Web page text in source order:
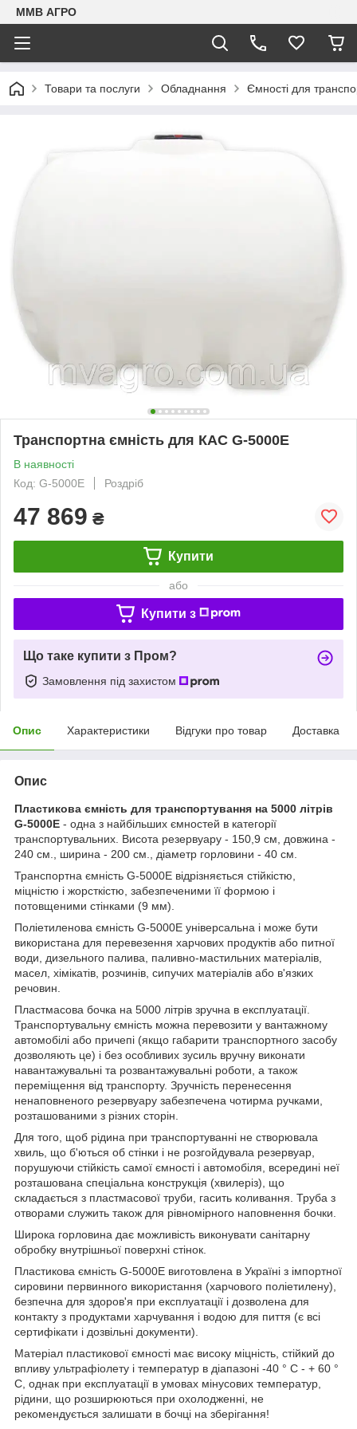
ММВ АГРО
Товари та послуги Обладнання Ємності для
Транспортна ємність для КАС G-5000E
В наявності
Код: G-5000E
Роздріб
47 869 ₴
Купити
або
Купити з
Що таке купити з Пром?
Замовлення під захистом
Опис Характеристики Відгуки про товар Доставка
Опис
Пластикова ємність для транспортування на 5000 літрів
G-5000E - одна з найбільших ємностей в категорії
транспортувальних. Висота резервуару - 150,9 см, довжина -
240 см., ширина - 200 см., діаметр горловини - 40 см.
Транспортна ємність G-5000E відрізняється стійкістю,
міцністю і жорсткістю, забезпеченими її формою і
потовщеними стінками (9 мм).
Поліетиленова ємність G-5000E універсальна і може бути
використана для перевезення харчових продуктів або питної
води, дизельного палива, паливно-мастильних матеріалів,
масел, хімікатів, розчинів, сипучих матеріалів або в'язких
речовин.
Пластмасова бочка на 5000 літрів зручна в експлуатації.
Транспортувальну ємність можна перевозити у вантажному
автомобілі або причепі (якщо габарити транспортного засобу
дозволяють це) і без особливих зусиль вручну виконати
навантажувальні та розвантажувальні роботи, а також
переміщення від транспорту. Зручність перенесення
ненаповненого резервуару забезпечена чотирма ручками,
розташованими з різних сторін.
Для того, щоб рідина при транспортуванні не створювала
хвиль, що б'ються об стінки і не розгойдувала резервуар,
порушуючи стійкість самої ємності і автомобіля, всередині неї
розташована спеціальна конструкція (хвилеріз), що
складається з пластмасової труби, гасить коливання. Труба з
отворами служить також для рівномірного наповнення бочки.
Широка горловина дає можливість виконувати санітарну
обробку внутрішньої поверхні стінок.
Пластикова ємність G-5000E виготовлена ​​в Україні з імпортної
сировини первинного використання (харчового поліетилену),
безпечна для здоров'я при експлуатації і дозволена для
контакту з продуктами харчування і водою для пиття (є всі
сертифікати і дозвільні документи).
Матеріал пластикової ємності має високу міцність, стійкий до
впливу ультрафіолету і температур в діапазоні -40 ° C - + 60 °
С, однак при експлуатації в умовах мінусових температур,
рідини, що розширюються при охолодженні, не
рекомендується залишати в бочці на зберігання!